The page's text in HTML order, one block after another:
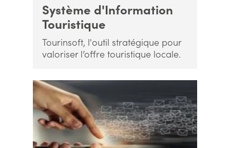
Système d'Information
Touristique
Tourinsoft, l'outil stratégique pour
valoriser l’offre touristique locale.